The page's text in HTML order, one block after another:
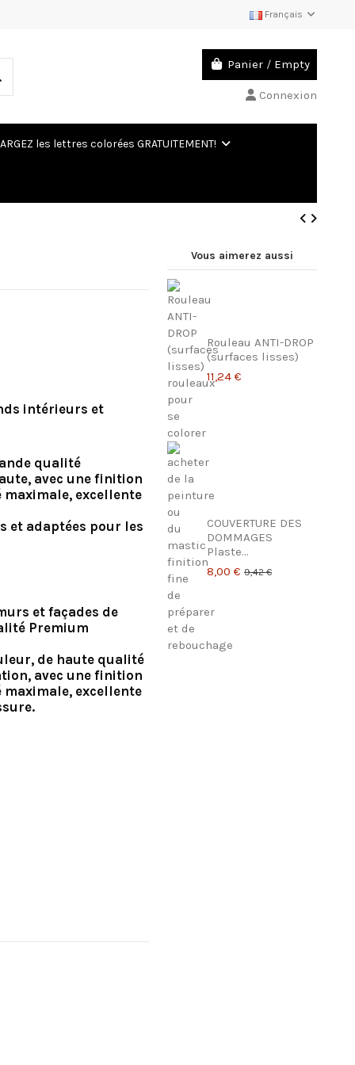
Français
Panier / Empty
Connexion
les lettres colorées GRATUITEMENT!
intérieurs et
qualité
avec une finition
maximale, excellente
et adaptées pour les
et façades de
Premium
de haute qualité
avec une finition
maximale, excellente
Vous aimerez aussi
Rouleau ANTI-DROP
(surfaces lisses)
11,24 €
COUVERTURE DES
DOMMAGES
Plaste...
8,00 € 9,42 €